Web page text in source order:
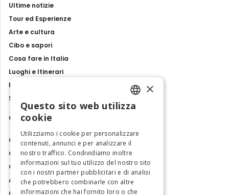
Ultime notizie
Tour ed Esperienze
Arte e cultura
Cibo e sapori
Cosa fare in Italia
Luoghi e Itinerari
Mostre, eventi e spettacoli
Storie e tradizioni
Contatti
Chi siamo
Collabora con noi
Contatti
Ambasciatrice dell'Eccellenza
Osservatorio Turismo
ENGLISH
ITALIAN
×
Questo sito web utilizza
cookie
Utilizziamo i cookie per personalizzare
contenuti, annunci e per analizzare il
nostro traffico. Condividiamo inoltre
informazioni sul tuo utilizzo del nostro sito
con i nostri partner pubblicitari e di analisi
che potrebbero combinarle con altre
informazioni che hai fornito loro o che